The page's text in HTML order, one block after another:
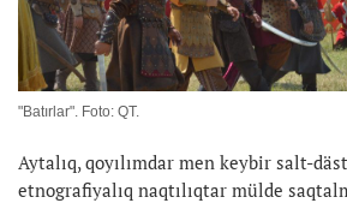
"Batırlar". Foto: QT.
Aytalıq, qoyılımdar men keybir salt-
etnografiyalıq naqtılıqtar mülde